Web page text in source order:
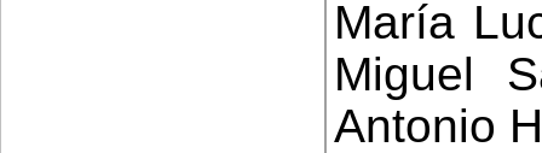
María
Miguel
Antonio